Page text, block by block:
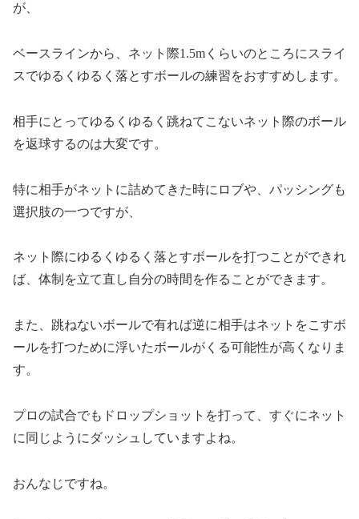
が、
ベースラインから、ネット際1.5mくらいのところにスライ
スでゆるくゆるく落とすボールの練習をおすすめします。
相手にとってゆるくゆるく跳ねてこないネット際のボール
を返球するのは大変です。
特に相手がネットに詰めてきた時にロブや、パッシングも
選択肢の一つですが、
ネット際にゆるくゆるく落とすボールを打つことができれ
ば、体制を立て直し自分の時間を作ることができます。
また、跳ねないボールで有れば逆に相手はネットをこすボ
ールを打つために浮いたボールがくる可能性が高くなりま
す。
プロの試合でもドロップショットを打って、すぐにネット
に同じようにダッシュしていますよね。
おんなじですね。